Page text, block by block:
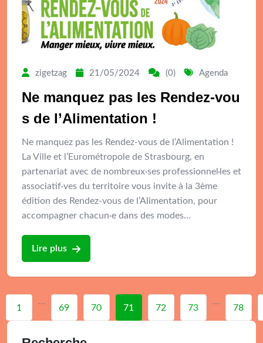
zigetzag 21/05/2024 (0) Agenda
Ne manquez pas les Rendez-vou
s de l’Alimentation !
Ne manquez pas les Rendez-vous de l’Alimentation !
La Ville et l’Eurométropole de Strasbourg, en
partenariat avec de nombreux·ses professionnel·les et
associatif·ves du territoire vous invite à la 3ème
édition des Rendez-vous de l’Alimentation, pour
accompagner chacun·e dans des modes…
Lire plus
1
...
69 70 71 72 73
...
78